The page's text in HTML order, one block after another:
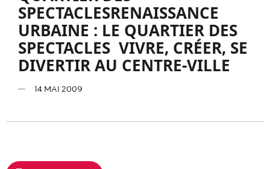
SPECTACLESRENAISSANCE
URBAINE : LE QUARTIER DES
SPECTACLES  VIVRE, CRÉER, SE
DIVERTIR AU CENTRE-VILLE
14 MAI 2009